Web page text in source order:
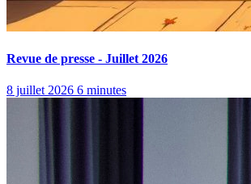
Revue de presse - Juillet 2026
8 juillet 2026 6 minutes